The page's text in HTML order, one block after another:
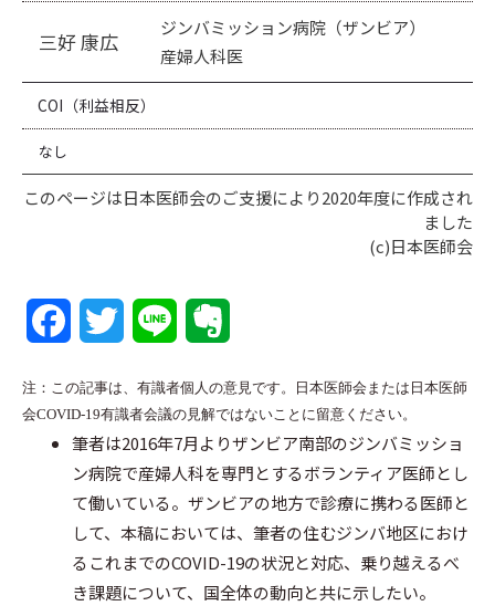
三好 康広
ジンバミッション病院（ザンビア）
産婦人科医
COI（利益相反）
なし
このページは日本医師会のご支援により2020年度に作成され
ました
(c)日本医師会
c
e
b
o
o
i
t
t
e
r
n
e
e
r
n
o
t
注：この記事は、有識者個人の意見です。日本医師会または日本医師
会COVID-19有識者会議の見解ではないことに留意ください。
筆者は2016年7月よりザンビア南部のジンバミッショ
ン病院で産婦人科を専門とするボランティア医師とし
て働いている。ザンビアの地方で診療に携わる医師と
して、本稿においては、筆者の住むジンバ地区におけ
るこれまでのCOVID-19の状況と対応、乗り越えるべ
き課題について、国全体の動向と共に示したい。